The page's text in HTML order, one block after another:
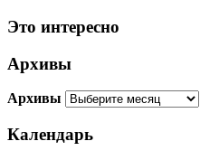
Это интересно
Архивы
Архивы
Календарь